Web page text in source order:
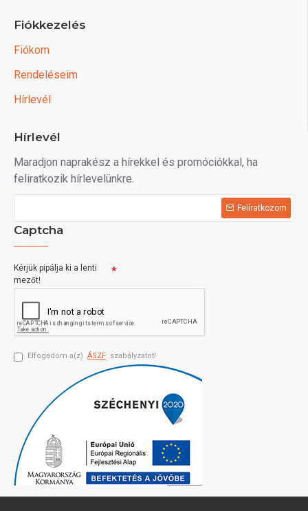
Fiókkezelés
Fiókom
Rendeléseim
Hírlevél
Hírlevél
Maradjon naprakész a hírekkel és promóciókkal, ha
feliratkozik hírlevelünkre.
Felíratkozom
Captcha
Kérjük pipálja ki a lenti
mezőt!
Elfogadom a(z) ÁSZF szabályzatot!